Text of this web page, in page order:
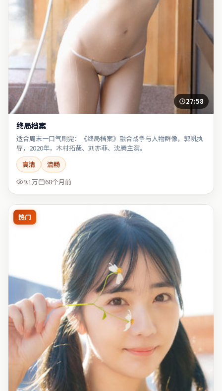
27:58
终局档案
适合周末一口气刷完：《终局档案》融合战争与人物群像，郭帆执
导，2020年，木村拓哉、刘亦菲、沈腾主演。
高清
流畅
9.1万
68个月前
热门